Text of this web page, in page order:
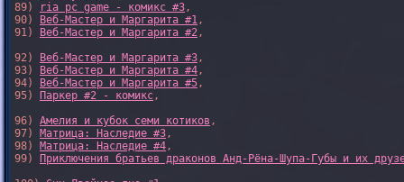
89)
ria pc game - комикс #3,
90)
Веб-Мастер и Маргарита #1,
91)
Веб-Мастер и Маргарита #2,
92)
Веб-Мастер и Маргарита #3,
93)
Веб-Мастер и Маргарита #4,
94)
Веб-Мастер и Маргарита #5,
95)
Паркер #2 - комикс,
96) Амелия и кубок семи котиков ,
97) Матрица: Наследие #3,
98) Матрица: Наследие #4,
99)
Приключения братьев драконов Анд-Рёна-Шупа-Губы и их